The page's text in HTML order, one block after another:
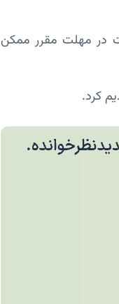
در مهلت مقرر ممکن
کرد.